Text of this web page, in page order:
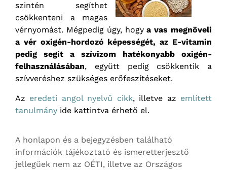
szintén segíthet
csökkenteni a magas
vérnyomást. Mégpedig úgy, hogya vas megnöveli
a vér oxigén-hordozó képességét, az E-vitamin
pedig segít a szívizom hatékonyabb oxigén-
felhasználásában, együtt pedig csökkentik a
szívveréshez szükséges erőfeszítéseket.
Az eredeti angol nyelvű cikk, illetve az említett
tanulmány ide kattintva érhető el.
A honlapon és a bejegyzésben található
információk tájékoztató és ismeretterjesztő
jellegűek nem az OÉTI, illetve az Országos